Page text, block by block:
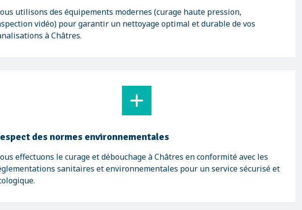
utilisons des équipements modernes (curage haute pression,
vidéo) pour garantir un nettoyage optimal et durable de vos
à Châtres.
des normes environnementales
effectuons le curage et débouchage à Châtres en conformité avec les
sanitaires et environnementales pour un service sécurisé et